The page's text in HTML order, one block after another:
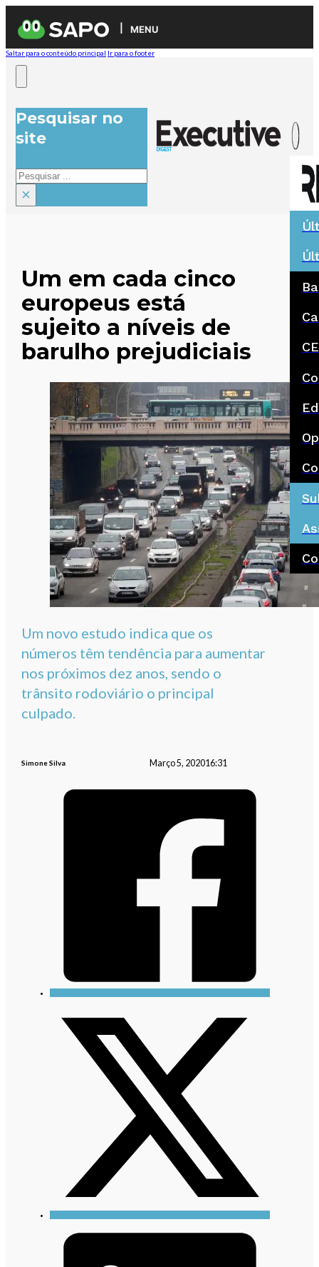
MENU
Saltar para o conteúdo principal Ir para o footer
Pesquisar no
site
Pesquisar
×
Um em cada cinco
europeus está
sujeito a níveis de
barulho prejudiciais
Um novo estudo indica que os
números têm tendência para aumentar
nos próximos dez anos, sendo o
trânsito rodoviário o principal
culpado.
Simone Silva Março 5, 202016:31